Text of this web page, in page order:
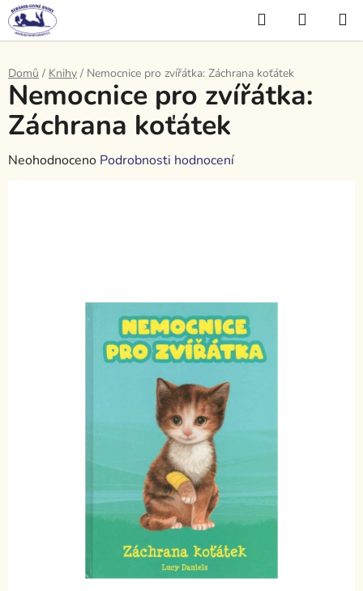
Přejít
na
obsah
Hledat
KOŠÍK
Domů / Knihy / Nemocnice pro zvířátka: Záchrana koťátek
Nemocnice pro zvířátka:
Záchrana koťátek
Průměrné
Neohodnoceno Podrobnosti hodnocení